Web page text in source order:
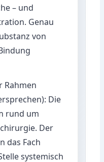
– und
Genau
von
Rahmen
Die
rund um
Der
das Fach
systemisch